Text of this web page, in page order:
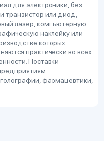
для электроники, без
транзистор или диод,
лазер, компьютерную
наклейку или
которых
практически во всех
Поставки
фармацевтики,